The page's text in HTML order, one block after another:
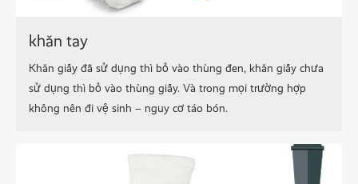
khăn tay
Khăn giấy đã sử dụng thì bỏ vào thùng đen, khăn giấy chưa
sử dụng thì bỏ vào thùng giấy. Và trong mọi trường hợp
không nên đi vệ sinh – nguy cơ táo bón.